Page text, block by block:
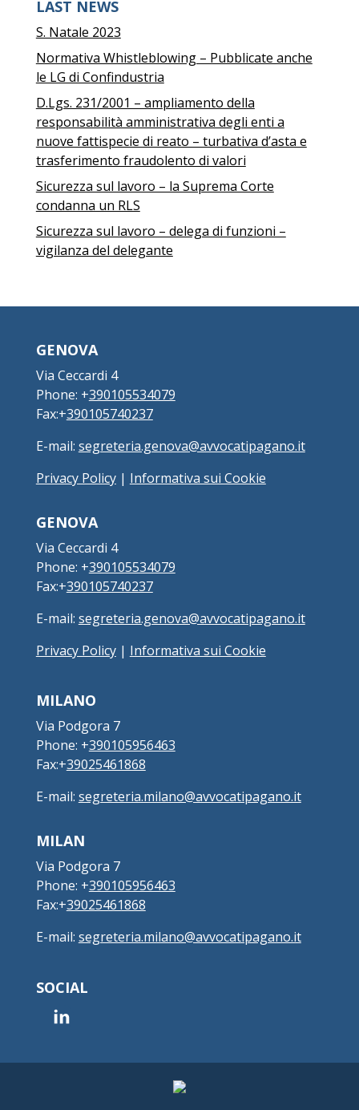
LAST NEWS
S. Natale 2023
Normativa Whistleblowing – Pubblicate anche
le LG di Confindustria
D.Lgs. 231/2001 – ampliamento della
responsabilità amministrativa degli enti a
nuove fattispecie di reato – turbativa d’asta e
trasferimento fraudolento di valori
Sicurezza sul lavoro – la Suprema Corte
condanna un RLS
Sicurezza sul lavoro – delega di funzioni –
vigilanza del delegante
GENOVA
Via Ceccardi 4
Phone: +390105534079
Fax:+390105740237
E-mail: segreteria.genova@avvocatipagano.it
Privacy Policy| Informativa sui Cookie
GENOVA
Via Ceccardi 4
Phone: +390105534079
Fax:+390105740237
E-mail: segreteria.genova@avvocatipagano.it
Privacy Policy| Informativa sui Cookie
MILANO
Via Podgora 7
Phone: +390105956463
Fax:+39025461868
E-mail: segreteria.milano@avvocatipagano.it
MILAN
Via Podgora 7
Phone: +390105956463
Fax:+39025461868
E-mail: segreteria.milano@avvocatipagano.it
SOCIAL